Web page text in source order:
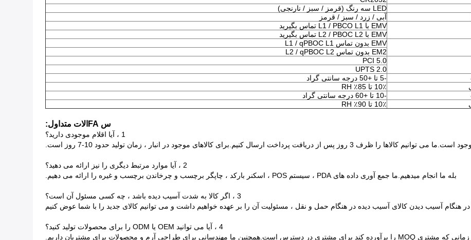
LED سه رنگ (قرمز / سبز / نارنجی)
آبی / زرد / سبز / قرمز
EMV با L1 / PBCO L1 تماس بگیرید
EMV با L2 / PBOC L2 تماس بگیرید
EMV بدون تماس L1 / qPBOC L1
EM2 بدون تماس L2 / qPBOC L2
PCI 5.0
UPTS 2.0
-5 تا +50 درجه سانتی گراد
10٪ تا 85٪ RH
-10 تا +60 درجه سانتی گراد
10٪ تا 90٪ RH
س FAالات متداول:
1 ، آیا اقلام موجودی دارید؟
3 روز پس از دریافت پرداخت ارسال کنیم.برای کالاهای موجود در انبار ، زمان تولید حدود 10-7 روز است.
2 ، آیا موارد مرتبط دیگری را نیز ارائه می دهید؟
بله ما انجام میدهیم.ما جمع آوری داده های PDA ، سیستم POS ، اسکنر بارکد ، چاپگر برچسب و چرخاندن برچسب و غیره را ارائه می دهیم.
3 ، اگر کالا به شدت آسیب دیده باشد ، چه کسی مسئول آن است؟
در هنگام آسیب دیدن کالای آسیب دیده در هنگام حمل و نقل ، مسئولیت آن را بر عهده خواهیم داشت و می توانیم کالای جدید را با شما عوض کنیم
4 ، آیا می توانید OEM یا ODM را برای محصولات تولید کنید؟